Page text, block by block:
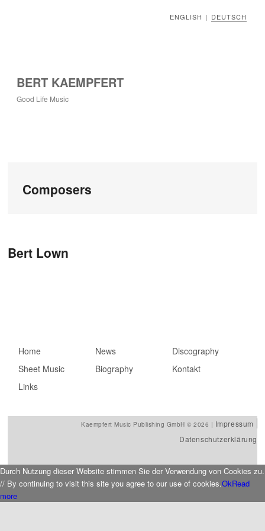
ENGLISH | DEUTSCH
BERT KAEMPFERT
Good Life Music
Composers
Bert Lown
Hauptmenü
Zum primären Inhalt
springen
Zum sekundären
Inhalt springen
Home News
Discography
Sheet Music
Biography
Kontakt
Links
Kaempfert Music Publishing GmbH © 2026 | Impressum
Datenschutzerklärung
Durch Nutzung dieser Website stimmen Sie der Verwendung von Cookies zu.
// By continuing to visit this site you agree to our use of cookies.OkRead
more